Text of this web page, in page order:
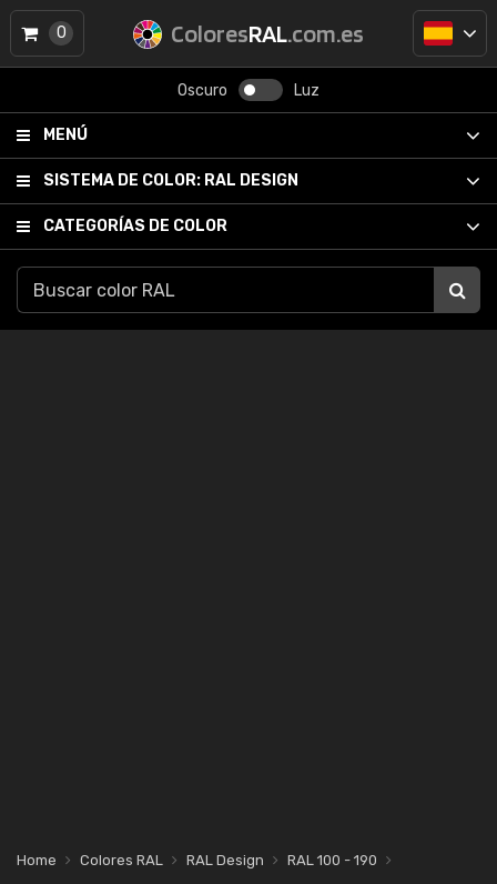
ColoresRAL.com.es
Oscuro Luz
MENÚ
SISTEMA DE COLOR: RAL DESIGN
CATEGORÍAS DE COLOR
0
Home Colores RAL RAL Design
RAL 100 - 190